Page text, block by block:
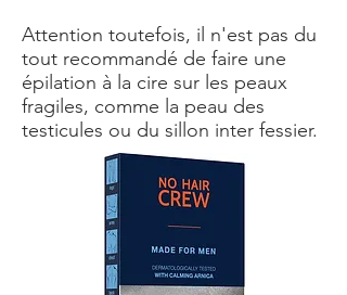
Attention toutefois, il n'est pas du
tout recommandé de faire une
épilation à la cire sur les peaux
fragiles, comme la peau des
testicules ou du sillon inter fessier.